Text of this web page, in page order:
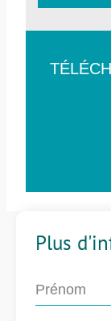
Plus